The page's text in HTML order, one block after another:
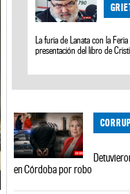
La furia de Lanata con la
presentación del libro de
en Córdoba por robo